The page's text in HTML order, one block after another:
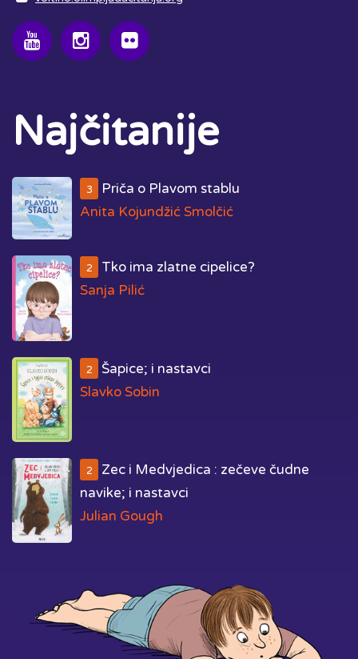
Najčitanije
3
Priča o Plavom stablu
Anita Kojundžić Smolčić
2
Tko ima zlatne cipelice?
Sanja Pilić
2
Šapice; i nastavci
Slavko Sobin
2
Zec i Medvjedica : zečeve čudne
navike; i nastavci
Julian Gough